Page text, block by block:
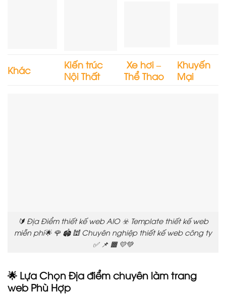
Khác
Kiến trúc
Nội Thất
Xe hơi –
Thể Thao
Khuyến
Mại
🔰 Địa Điểm thiết kế web AIO ☣️ Template thiết kế web
miễn phí🌟 🌹 🏟️ 🕍 Chuyên nghiệp thiết kế web công ty
✅ 📌 🟧 💛💚
🌟 Lựa Chọn Địa điểm chuyên làm trang
web Phù Hợp